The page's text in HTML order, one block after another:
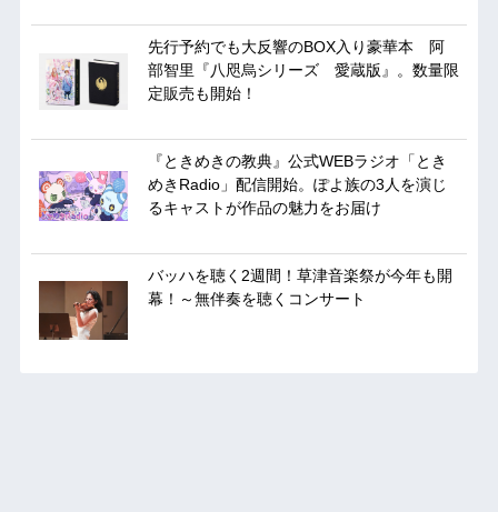
先行予約でも大反響のBOX入り豪華本 阿
部智里『八咫烏シリーズ 愛蔵版』。数量限
定販売も開始！
『ときめきの教典』公式WEBラジオ「とき
めきRadio」配信開始。ぽよ族の3人を演じ
るキャストが作品の魅力をお届け
バッハを聴く2週間！草津音楽祭が今年も開
幕！～無伴奏を聴くコンサート